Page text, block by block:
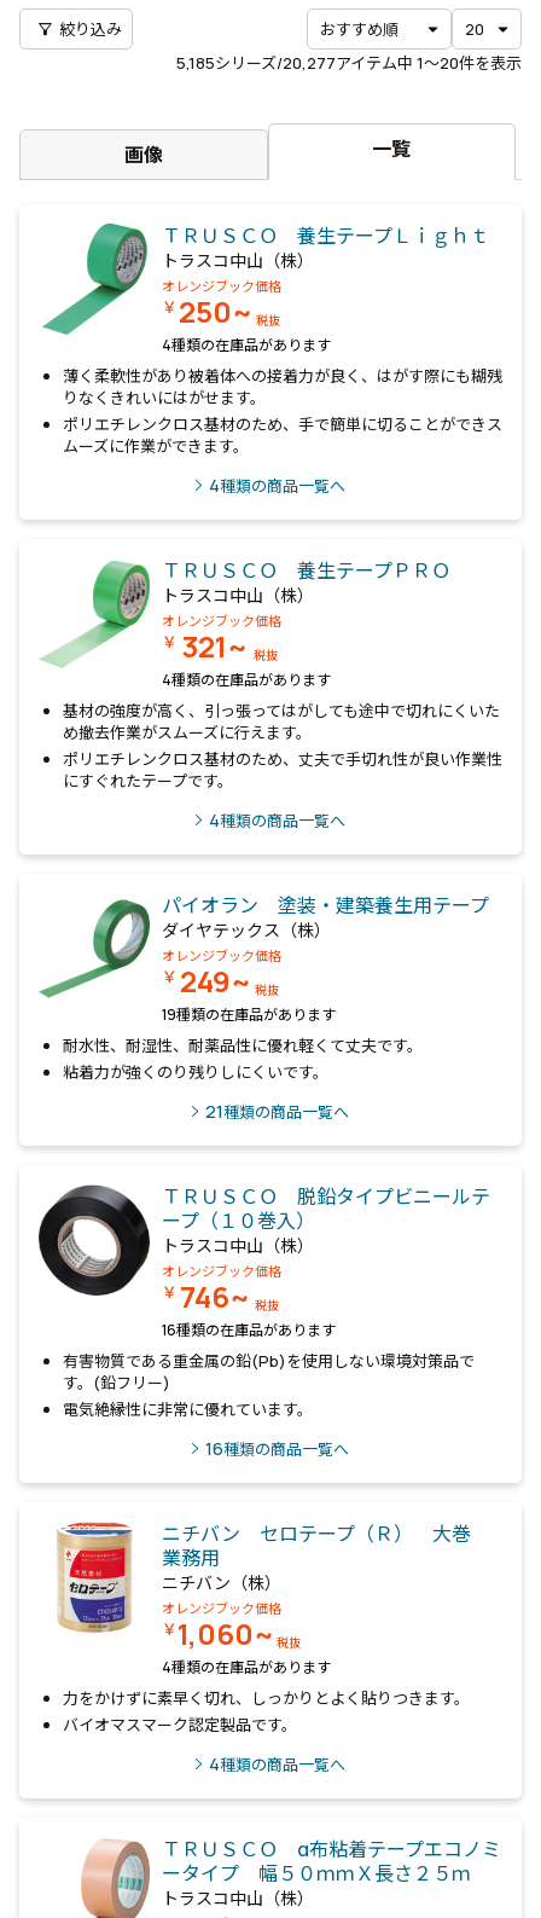
5,185シリーズ/20,277アイテム中 1〜20件を表示
filter_alt 絞り込み
画像 一覧
ＴＲＵＳＣＯ 養生テープＬｉｇｈｔ
トラスコ中山（株）
オレンジブック価格
￥ 250~ 税抜
4種類の在庫品があります
薄く柔軟性があり被着体への接着力が良く、はがす際にも糊残
りなくきれいにはがせます。
ポリエチレンクロス基材のため、手で簡単に切ることができス
ムーズに作業ができます。
4種類の商品一覧へ
ＴＲＵＳＣＯ 養生テープＰＲＯ
トラスコ中山（株）
オレンジブック価格
￥ 321~ 税抜
4種類の在庫品があります
基材の強度が高く、引っ張ってはがしても途中で切れにくいた
め撤去作業がスムーズに行えます。
ポリエチレンクロス基材のため、丈夫で手切れ性が良い作業性
にすぐれたテープです。
4種類の商品一覧へ
パイオラン 塗装・建築養生用テープ
ダイヤテックス（株）
オレンジブック価格
￥ 249~ 税抜
19種類の在庫品があります
耐水性、耐湿性、耐薬品性に優れ軽くて丈夫です。
粘着力が強くのり残りしにくいです。
21種類の商品一覧へ
ＴＲＵＳＣＯ 脱鉛タイプビニールテ
ープ（１０巻入）
トラスコ中山（株）
オレンジブック価格
￥ 746~ 税抜
16種類の在庫品があります
有害物質である重金属の鉛(Pb)を使用しない環境対策品で
す。(鉛フリー)
電気絶縁性に非常に優れています。
16種類の商品一覧へ
ニチバン セロテープ（Ｒ） 大巻
業務用
ニチバン（株）
オレンジブック価格
￥1,060~ 税抜
4種類の在庫品があります
力をかけずに素早く切れ、しっかりとよく貼りつきます。
バイオマスマーク認定製品です。
4種類の商品一覧へ
ＴＲＵＳＣＯ α布粘着テープエコノミ
ータイプ 幅５０ｍｍＸ長さ２５ｍ
トラスコ中山（株）